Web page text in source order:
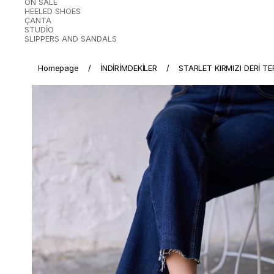
ON SALE
HEELED SHOES
ÇANTA
STUDİO
SLIPPERS AND SANDALS
Homepage İNDİRİMDEKİLER STARLET KIRMIZI DERİ